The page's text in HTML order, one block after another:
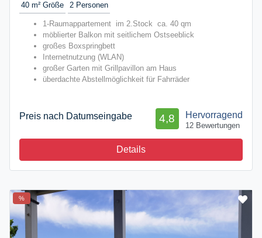
40 m² Größe 2 Personen
1-Raumappartement im 2.Stock ca. 40 qm
möblierter Balkon mit seitlichem Ostseeblick
großes Boxspringbett
Internetnutzung (WLAN)
großer Garten mit Grillpavillon am Haus
überdachte Abstellmöglichkeit für Fahrräder
Preis nach Datumseingabe Hervorragend
4,8
12 Bewertungen
Details
%